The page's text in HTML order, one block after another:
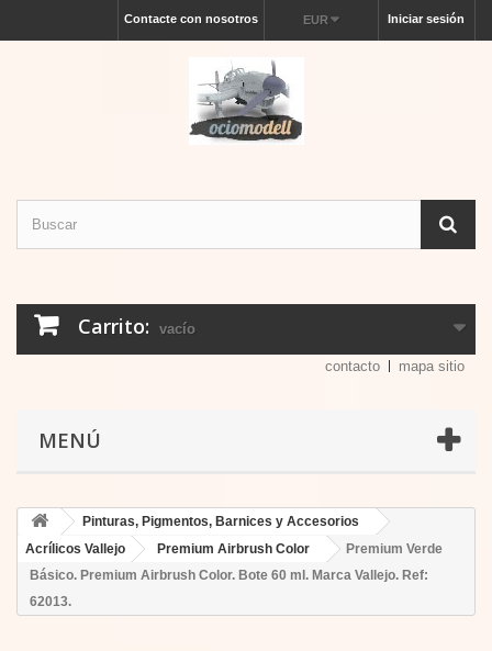
Iniciar sesión
EUR
Contacte con nosotros
Carrito: vacío
contacto mapa sitio
MENÚ
Pinturas, Pigmentos, Barnices y Accesorios
Acrílicos Vallejo
Premium Airbrush Color
Premium Verde
Básico. Premium Airbrush Color. Bote 60 ml. Marca Vallejo. Ref:
62013.